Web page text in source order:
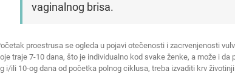
vaginalnog brisa.
proestrusa se ogleda u pojavi otečenosti i zacrvenjenosti
traje 7-10 dana, što je individualno kod svake ženke, a može i
i/ili 10-og dana od početka polnog ciklusa, treba izvaditi krv